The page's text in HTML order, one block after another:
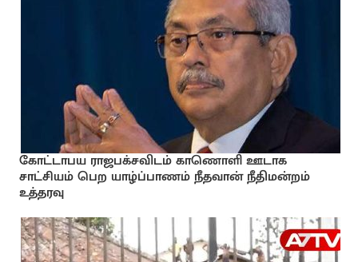
கோட்டாபய ராஜபக்சவிடம் காணொளி ஊடாக
சாட்சியம் பெற யாழ்ப்பாணம் நீதவான் நீதிமன்றம்
உத்தரவு